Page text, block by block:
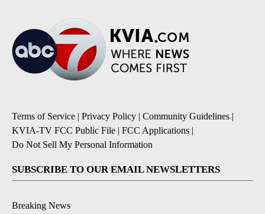
Terms of Service | Privacy Policy | Community Guidelines |
KVIA-TV FCC Public File | FCC Applications |
Do Not Sell My Personal Information
SUBSCRIBE TO OUR EMAIL NEWSLETTERS
Breaking News